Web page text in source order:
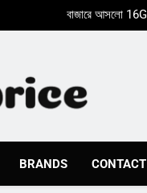
Nothing Phone 2a একটি
Nothing Phone 2a একটি
Bangladesh 2023 At
BRANDS